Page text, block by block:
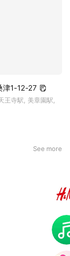
津1-12-27
王寺駅, 美章園駅,
See more